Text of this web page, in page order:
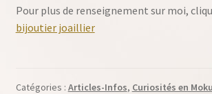
Pour plus de renseignement sur moi,
bijoutier joaillier
Catégories : Articles-Infos, Curiosités en